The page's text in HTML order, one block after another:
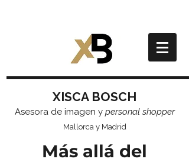
XISCA BOSCH
Asesora de imagen y personal shopper
Mallorca y Madrid
Más allá del